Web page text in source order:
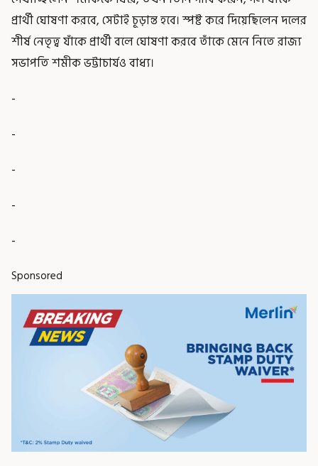
প্রার্থী ঘোষণা করবে, সেটাই চূড়ান্ত হবে। স্পষ্ট করে দিয়েছিলেন দলের
শীর্ষ নেতৃত্ব যাঁকে প্রার্থী বলে ঘোষণা করবে তাঁকে মেনে নিতে রাজ্য
সভাপতি শমীক ভট্টাচার্যও বাধ্য।
-
-
-
-
-
Sponsored